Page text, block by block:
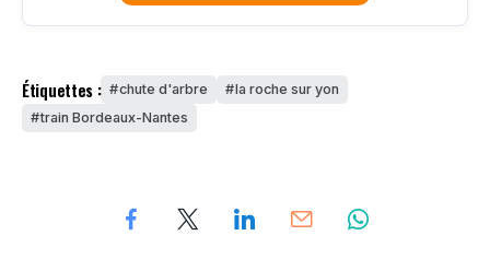
Étiquettes : chute d'arbre
la roche sur yon
train Bordeaux-Nantes